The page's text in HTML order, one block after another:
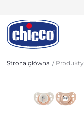
Strona główna Produkty